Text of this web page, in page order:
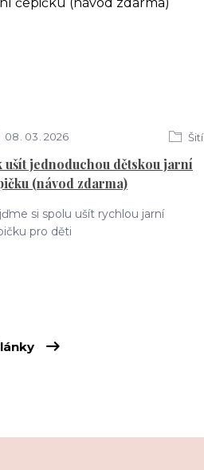
08 03 2026 Šití
ušít jednoduchou dětskou jarní
(návod zdarma)
si spolu ušít rychlou jarní
pro děti